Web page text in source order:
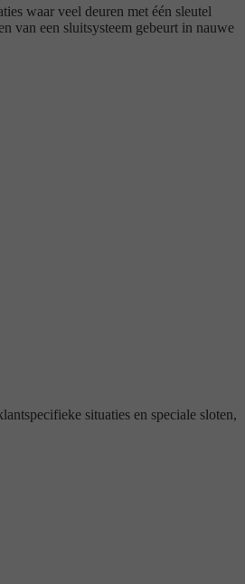
waar veel deuren met één sleutel
van een sluitsysteem gebeurt in nauwe
situaties en speciale sloten,